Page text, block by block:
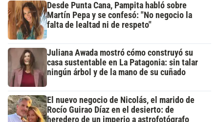
Desde Punta Cana, Pampita habló sobre
Martín Pepa y se confesó: "No negocio la
falta de lealtad ni de respeto"
Juliana Awada mostró cómo construyó su
casa sustentable en La Patagonia: sin talar
ningún árbol y de la mano de su cuñado
El nuevo negocio de Nicolás, el marido de
Rocío Guirao Díaz en el desierto: de
heredero de un imperio a astrofotógrafo